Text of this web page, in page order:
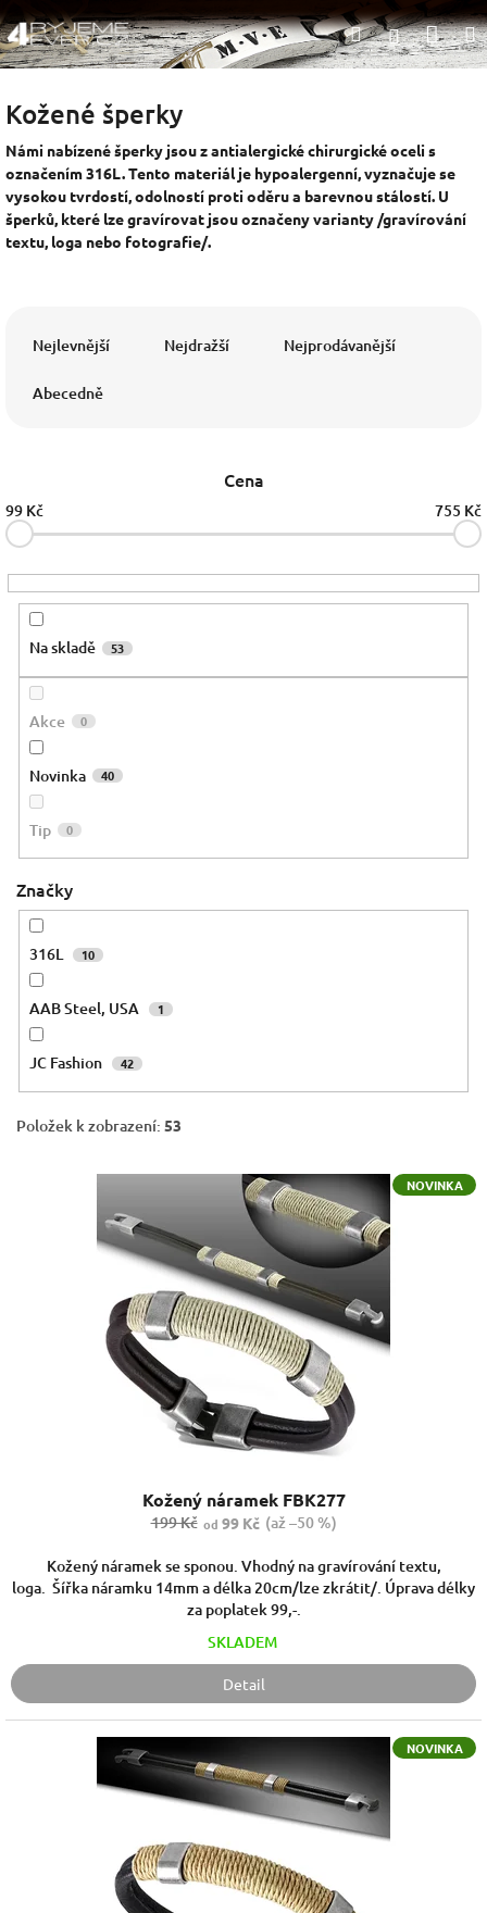
na
obsah
HledatPřihlášení
Kožené šperky
Námi nabízené šperky jsou z antialergické chirurgické oceli s
označením 316L. Tento materiál je hypoalergenní, vyznačuje se
vysokou tvrdostí, odolností proti oděru a barevnou stálostí. U
šperků, které lze gravírovat jsou označeny varianty /gravírování
textu, loga nebo fotografie/.
o
d
u
k
Nejlevnější Nejdražší Nejprodávanější
Abecedně
Cena
99 Kč 755 Kč
Na skladě 53
Akce 0
Novinka 40
Tip 0
Značky
316L 10
AAB Steel, USA 1
JC Fashion 42
Položek k zobrazení: 53
NOVINKA
Kožený náramek FBK277
199 Kč od 99 Kč (až –50 %)
Kožený náramek se sponou. Vhodný na gravírování textu,
loga. Šířka náramku 14mm a délka 20cm/lze zkrátit/. Úprava délky
za poplatek 99,-.
SKLADEM
Detail
NOVINKA